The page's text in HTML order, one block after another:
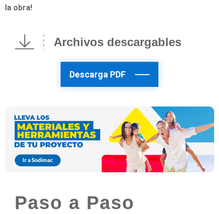
la obra!
Archivos descargables
Descarga PDF
Paso a Paso